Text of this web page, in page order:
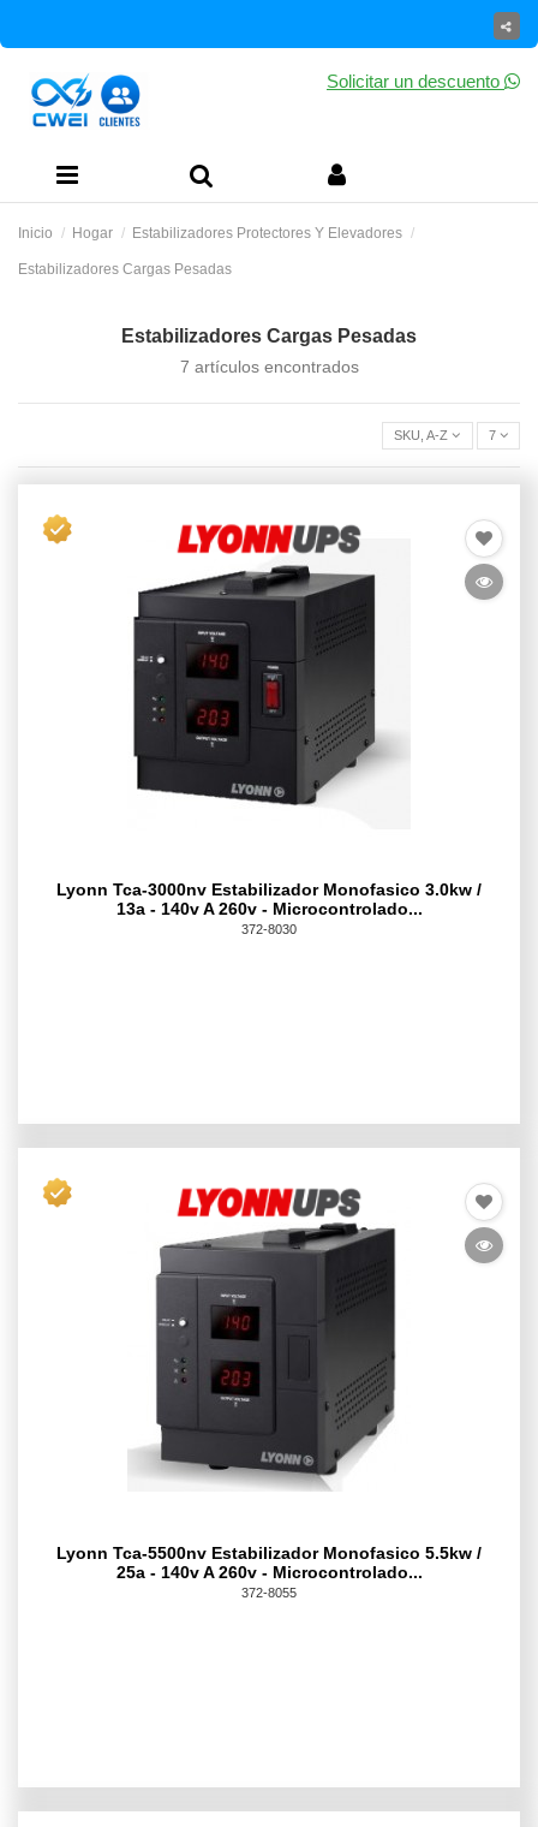
Solicitar un descuento
Inicio Hogar Estabilizadores Protectores Y Elevadores
Estabilizadores Cargas Pesadas
Estabilizadores Cargas Pesadas
7 artículos encontrados
SKU,
Lyonn Tca-3000nv Estabilizador Monofasico 3.0kw /
13a - 140v A 260v - Microcontrolado...
372-8030
Lyonn Tca-5500nv Estabilizador Monofasico 5.5kw /
25a - 140v A 260v - Microcontrolado...
372-8055